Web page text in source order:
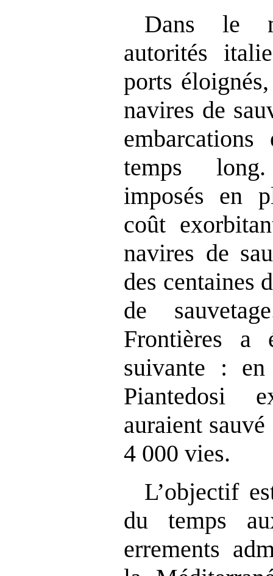
Dans le
autorités
ports
navires de
temps
imposés en
coût
navires de
des centaines
de
Frontières a
suivante :
Piantedosi
auraient
4 000 vies.
L’objectif
du temps
errements